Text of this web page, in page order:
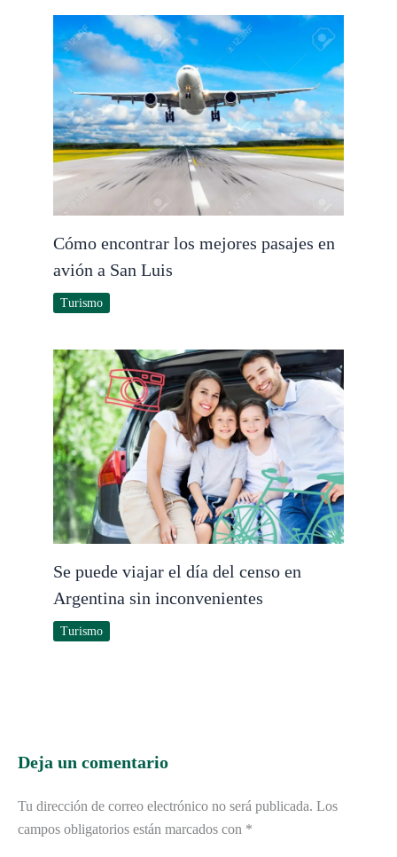
Cómo encontrar los mejores pasajes en
avión a San Luis
Turismo
Se puede viajar el día del censo en
Argentina sin inconvenientes
Turismo
Deja un comentario
Tu dirección de correo electrónico no será publicada. Los
campos obligatorios están marcados con *